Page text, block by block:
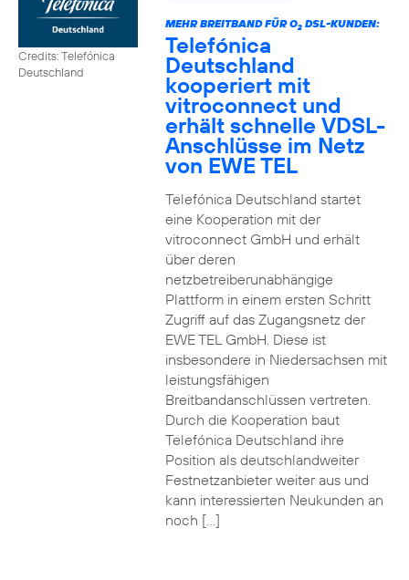
Credits: Telefónica
Deutschland
MEHR BREITBAND FÜR O2DSL-KUNDEN:
Telefónica
Deutschland
kooperiert mit
vitroconnect und
erhält schnelle VDSL-
Anschlüsse im Netz
von EWE TEL
Telefónica Deutschland startet
eine Kooperation mit der
vitroconnect GmbH und erhält
über deren
netzbetreiberunabhängige
Plattform in einem ersten Schritt
Zugriff auf das Zugangsnetz der
EWE TEL GmbH. Diese ist
insbesondere in Niedersachsen mit
leistungsfähigen
Breitbandanschlüssen vertreten.
Durch die Kooperation baut
Telefónica Deutschland ihre
Position als deutschlandweiter
Festnetzanbieter weiter aus und
kann interessierten Neukunden an
noch […]